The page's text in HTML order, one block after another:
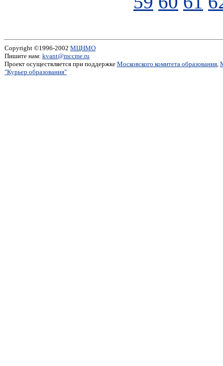
Copyright ©1996-2002 МЦНМО
Пишите нам: kvant@mccme.ru
Проект осуществляется при поддержке Московского комитета образования,
"Курьер образования"